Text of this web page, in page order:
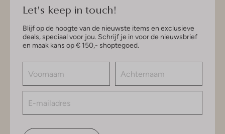
Let's keep in touch!
Blijf op de hoogte van de nieuwste items en exclusieve
deals, speciaal voor jou. Schrijf je in voor de nieuwsbrief
en maak kans op € 150,- shoptegoed.